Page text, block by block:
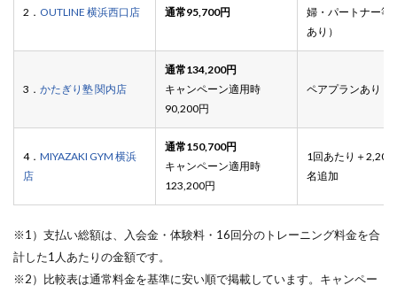
2． OUTLINE 横浜西口店 通常95,700円
婦・パートナー等
あり）
3． かたぎり塾 関内店
通常134,200円
キャンペーン適用時
90,200円
ペアプランあり
4． MIYAZAKI GYM 横浜
店
通常150,700円
キャンペーン適用時
123,200円
1回あたり＋2,200
名追加
※1）支払い総額は、入会金・体験料・16回分のトレーニング料金を合
計した1人あたりの金額です。
※2）比較表は通常料金を基準に安い順で掲載しています。キャンペー